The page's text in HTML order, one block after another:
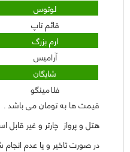
لوتوس
قائم تاپ
ارم بزرگ
آرامیس
شایگان
فلامینگو
قیمت ها به تومان می باشد .
هتل و پرواز چارتر و غیر قابل
در صورت تاخیر و یا عدم